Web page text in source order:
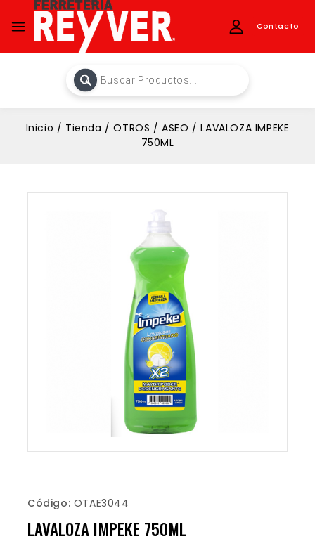
Contacto
Inicio / Tienda / OTROS / ASEO / LAVALOZA IMPEKE
750ML
Código: OTAE3044
LAVALOZA IMPEKE 750ML